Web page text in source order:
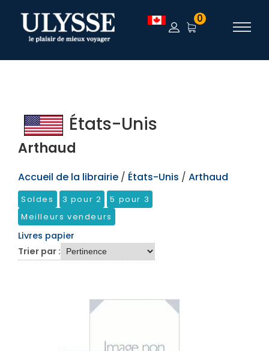
TEST 0
États-Unis
Arthaud
Accueil de la librairie / États-Unis / Arthaud
Soldes 3 pour 2
5 pour 3
Meilleurs vendeurs
Livres papier
Trier par :